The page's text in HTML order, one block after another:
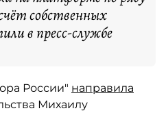
собственных
в пресс-службе
России" направила
Михаилу